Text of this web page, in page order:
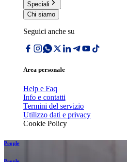
Speciali
Chi siamo
Seguici anche su
Area personale
Help e Faq
Info e contatti
Termini del servizio
Utilizzo dati e privacy
Cookie Policy
People